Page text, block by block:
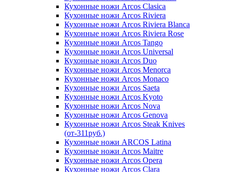
Кухонные ножи Arcos Clasica
Кухонные ножи Arcos Riviera
Кухонные ножи Arcos Riviera Blanca
Кухонные ножи Arcos Riviera Rose
Кухонные ножи Arcos Tango
Кухонные ножи Arcos Universal
Кухонные ножи Arcos Duo
Кухонные ножи Arcos Menorca
Кухонные ножи Arcos Monaco
Кухонные ножи Arcos Saeta
Кухонные ножи Arcos Kyoto
Кухонные ножи Arcos Nova
Кухонные ножи Arcos Genova
Кухонные ножи Arcos Steak Knives
(от-311руб.)
Кухонные ножи ARCOS Latina
Кухонные ножи Arcos Maitre
Кухонные ножи Arcos Opera
Кухонные ножи Arcos Clara